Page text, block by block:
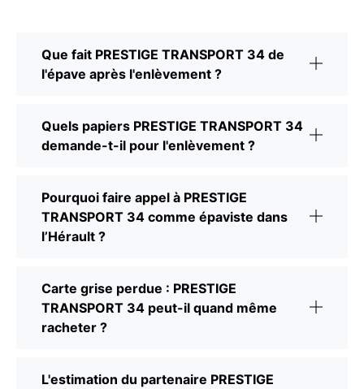
Que fait PRESTIGE TRANSPORT 34 de
l'épave après l'enlèvement ?
Quels papiers PRESTIGE TRANSPORT 34
demande-t-il pour l'enlèvement ?
Pourquoi faire appel à PRESTIGE
TRANSPORT 34 comme épaviste dans
l’Hérault ?
Carte grise perdue : PRESTIGE
TRANSPORT 34 peut-il quand même
racheter ?
L'estimation du partenaire PRESTIGE